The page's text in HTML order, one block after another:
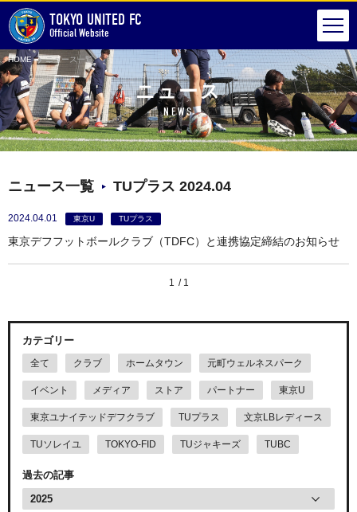
TOKYO UNITED FC
Official Website
HOME ニュース一覧
ニュース
NEWS
ニュース一覧 TUプラス 2024.04
2024.04.01 東京U TUプラス
東京デフフットボールクラブ（TDFC）と連携協定締結のお知らせ
1 1
カテゴリー
全て クラブ ホームタウン 元町ウェルネスパーク
イベント メディア ストア パートナー 東京U
東京ユナイテッドデフクラブ TUプラス 文京LBレディース
TUソレイユ TOKYO-FID TUジャキーズ TUBC
過去の記事
2025